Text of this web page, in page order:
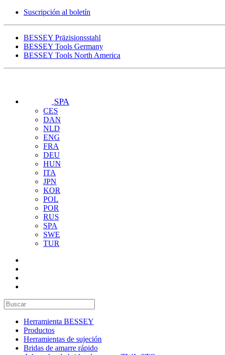
Suscripción al boletín
BESSEY Präzisionsstahl
BESSEY Tools Germany
BESSEY Tools North America
SPA
CES
DAN
NLD
ENG
FRA
DEU
HUN
ITA
JPN
KOR
POL
POR
RUS
SPA
SWE
TUR
Herramienta BESSEY
Productos
Herramientas de sujeción
Bridas de amarre rápido